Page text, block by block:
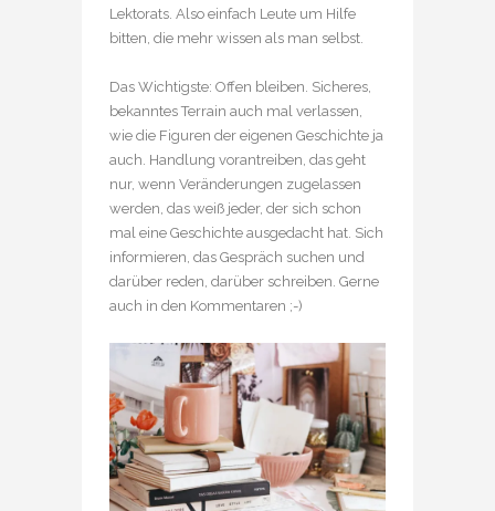
Lektorats. Also einfach Leute um Hilfe
bitten, die mehr wissen als man selbst.
Das Wichtigste: Offen bleiben. Sicheres,
bekanntes Terrain auch mal verlassen,
wie die Figuren der eigenen Geschichte ja
auch. Handlung vorantreiben, das geht
nur, wenn Veränderungen zugelassen
werden, das weiß jeder, der sich schon
mal eine Geschichte ausgedacht hat. Sich
informieren, das Gespräch suchen und
darüber reden, darüber schreiben. Gerne
auch in den Kommentaren ;-)